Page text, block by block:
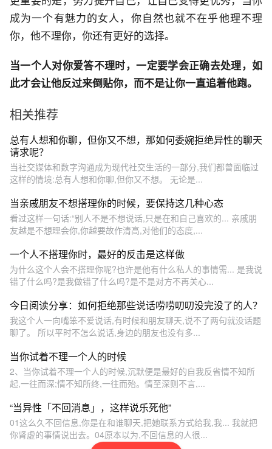
成为一个有魅力的女人，你自然也就不在乎他理不理
你，他不理你，你还有更好的选择。
当一个人对你爱答不理时，一定要学会正确去处理，如
此才会让他反过来倒贴你，而不是让你一直追着他跑。
相关推荐
总有人想和你聊，但你又不想，那如何委婉拒绝异性的聊天
请求呢？
当社交媒体和数字沟通成为现代社交生活的一部分,我们都曾面临过
这样的情境:总有人想和你聊,但你又不想。 无论是...
当亲戚朋友不想搭理你的时候，要保持这几种心态
看过这样一句话:“别人不是不想说话,只是在和自己喜欢的... 亲戚朋
友越是不想理会你,你越要故作清高,对他们的态度,...
一个人不搭理你时，最好的反击是这样做
为什么这个人会不搭理你呢?也许是他有什么私人的事情需... 是我说
错了什么吗?是我做错了什么吗?是不是对方不再关心...
今日阅读分享：如何拒绝那些说话唠唠叨叨没完没了的人？
我这个人一向嘴笨不爱说话,有时候和朋友聊天,说不了两句就没话题
聊了。 所以平时不怎么说话,身边的朋友也没有多...
当你试着不理一个人的时候
2、当你试着不理一个人的时候,沉默便是最好的自我反省情不知所
起,一往而深;情不知所终,一往而殆。情至深则不言,...
“当异性「不回消息」，这样说乐死他”
01这么久不回信息,你是在和谁聊天,把她联系方式给我,我... 我就把
你肾虚的事情说出去。04原本以为,不回信息的人很...